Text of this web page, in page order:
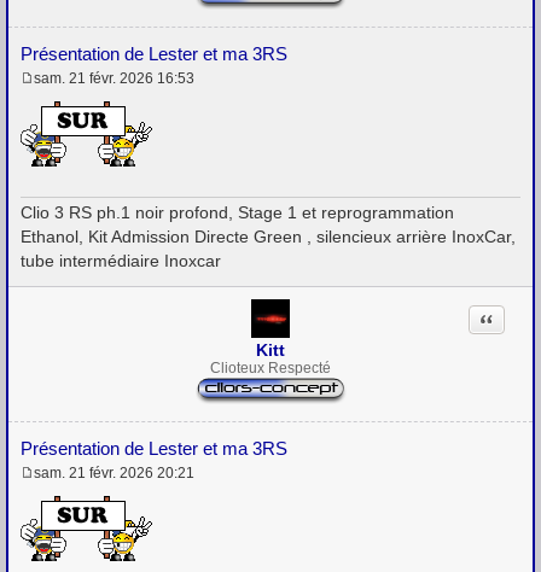
Présentation de Lester et ma 3RS
e
s
s
a
e
sam. 21 févr. 2026 16:53
Clio 3 RS ph.1 noir profond, Stage 1 et reprogrammation
Ethanol, Kit Admission Directe Green , silencieux arrière InoxCar,
tube intermédiaire Inoxcar
Kitt
Clioteux Respecté
Présentation de Lester et ma 3RS
Citation
e
s
s
a
sam. 21 févr. 2026 20:21